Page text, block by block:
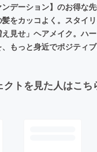
デーション】のお得な
髪をカッコよく。スタイ
え見せ」ヘアメイク。ハ
もっと身近でポジティブ
クトを見た人はこち